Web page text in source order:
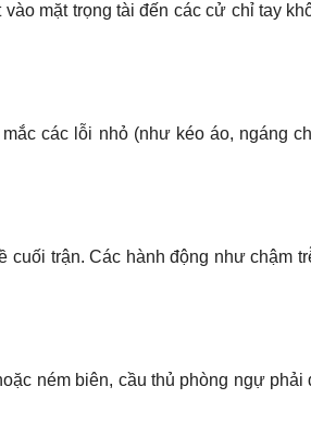
mặt trọng tài đến các cử chỉ tay
các lỗi nhỏ (như kéo áo, ngáng
trận. Các hành động như chậm
ném biên, cầu thủ phòng ngự